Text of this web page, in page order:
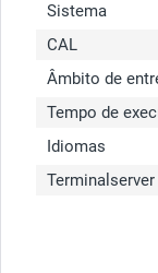
Sistema
CAL
Âmbito de
Tempo de
Idiomas
Terminalserver